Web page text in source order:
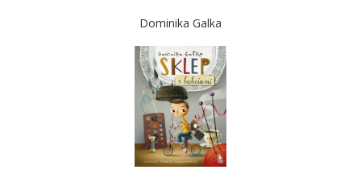
Dominika Galka